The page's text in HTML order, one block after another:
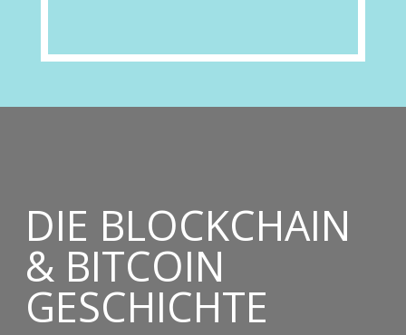
DIE BLOCKCHAIN
& BITCOIN
GESCHICHTE